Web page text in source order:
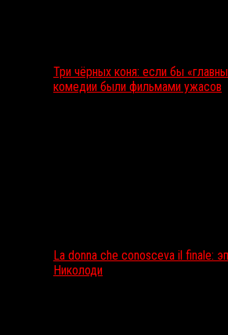
Три чёрных коня: если бы
комедии были фильмами ужасов
La donna che conosceva il finale:
Николоди